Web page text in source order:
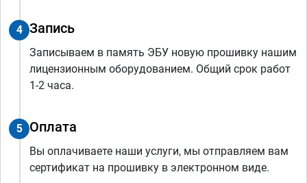
4 Запись
Записываем в память ЭБУ новую прошивку нашим
лицензионным оборудованием. Общий срок работ
1-2 часа.
5 Оплата
Вы оплачиваете наши услуги, мы отправляем вам
сертификат на прошивку в электронном виде.